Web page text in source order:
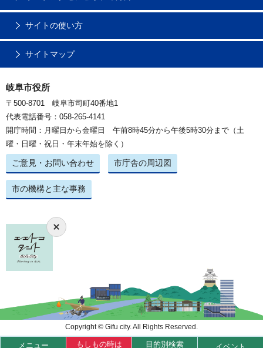
メニュー もしもの時は 目的別検索
サイトの使い方
サイトマップ
岐阜市役所
〒500-8701 岐阜市司町40番地1
代表電話番号：058-265-4141
開庁時間：月曜日から金曜日 午前8時45分から午後5時30分まで（土
曜・日曜・祝日・年末年始を除く）
ご意見・お問い合わせ 市庁舎の周辺図
市の機構と主な事務
Copyright © Gifu city. All Rights Reserved.